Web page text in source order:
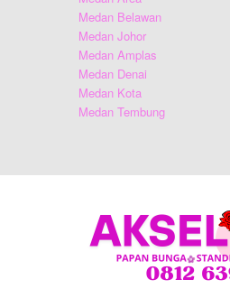
Medan Belawan
Medan Johor
Medan Amplas
Medan Denai
Medan Kota
Medan Tembung